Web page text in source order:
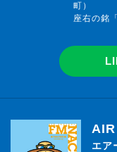
町）
座右の銘
エア